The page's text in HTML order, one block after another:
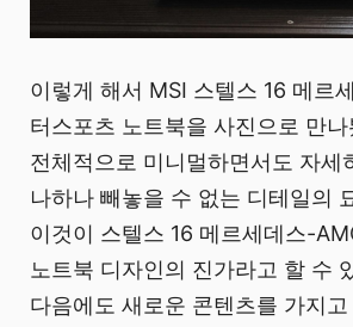
이렇게 해서 MSI 스텔스 16 메르
터스포츠 노트북을 사진으로 만
전체적으로 미니멀하면서도 자세
나하나 빼놓을 수 없는 디테일의
이것이 스텔스 16 메르세데스-
노트북 디자인의 진가라고 할 수
다음에도 새로운 콘텐츠를 가지